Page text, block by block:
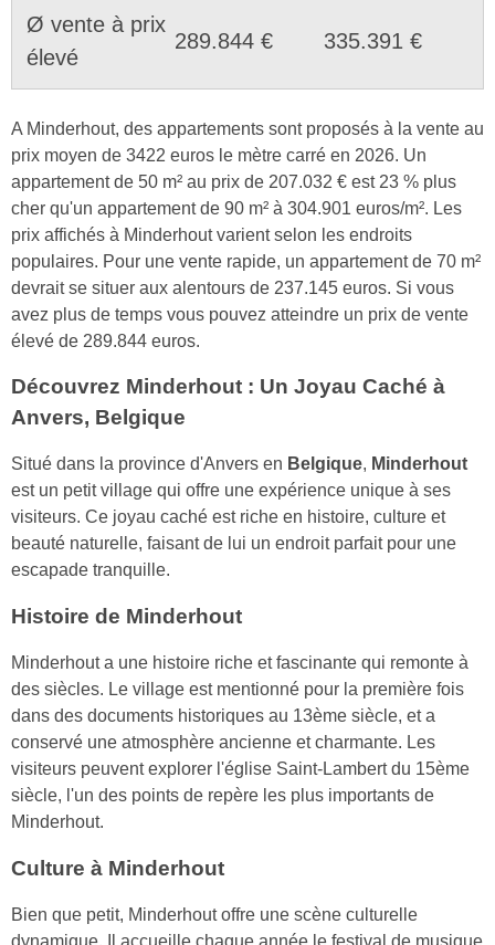
Ø vente à prix
élevé
289.844 € 335.391 €
A Minderhout, des appartements sont proposés à la vente au
prix moyen de 3422 euros le mètre carré en 2026. Un
appartement de 50 m² au prix de 207.032 € est 23 % plus
cher qu'un appartement de 90 m² à 304.901 euros/m². Les
prix affichés à Minderhout varient selon les endroits
populaires. Pour une vente rapide, un appartement de 70 m²
devrait se situer aux alentours de 237.145 euros. Si vous
avez plus de temps vous pouvez atteindre un prix de vente
élevé de 289.844 euros.
Découvrez Minderhout : Un Joyau Caché à
Anvers, Belgique
Situé dans la province d'Anvers en Belgique, Minderhout
est un petit village qui offre une expérience unique à ses
visiteurs. Ce joyau caché est riche en histoire, culture et
beauté naturelle, faisant de lui un endroit parfait pour une
escapade tranquille.
Histoire de Minderhout
Minderhout a une histoire riche et fascinante qui remonte à
des siècles. Le village est mentionné pour la première fois
dans des documents historiques au 13ème siècle, et a
conservé une atmosphère ancienne et charmante. Les
visiteurs peuvent explorer l'église Saint-Lambert du 15ème
siècle, l'un des points de repère les plus importants de
Minderhout.
Culture à Minderhout
Bien que petit, Minderhout offre une scène culturelle
dynamique. Il accueille chaque année le festival de musique